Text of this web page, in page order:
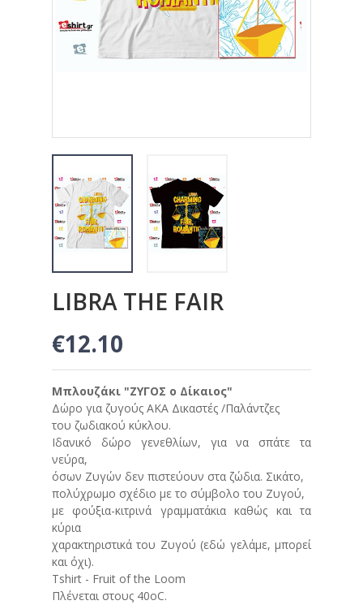
LIBRA THE FAIR
€12.10
Μπλουζάκι "ΖΥΓΟΣ ο Δίκαιος"
Δώρο για ζυγούς ΑΚΑ Δικαστές /Παλάντζες
του ζωδιακού κύκλου.
Ιδανικό δώρο γενεθλίων, για να σπάτε τα
νεύρα,
όσων Ζυγών δεν πιστεύουν στα ζώδια. Σικάτο,
πολύχρωμο σχέδιο με το σύμβολο του Ζυγού,
με φούξια-κιτρινά γραμματάκια καθώς και τα
κύρια
χαρακτηριστικά του Ζυγού (εδώ γελάμε, μπορεί
και όχι).
Tshirt - Fruit of the Loom
Πλένεται στους 40οC.